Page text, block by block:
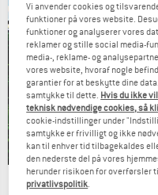
Our summer sale enters
Vi anvender cookies og
funktioner på vores website.
funktioner og analyserer vores
reklamer og stille social media-
media-, reklame- og
vores website, hvoraf nogle
garantier for at beskytte dine
samtykke til dette. Hvis du ikke
teknisk nødvendige cookies, så
cookie-indstillinger under
samtykke er frivilligt og ikke
kan til enhver tid tilbagekaldes
den nederste del på vores
herunder risikoen for overførsler
privatlivspolitik.